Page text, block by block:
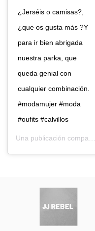
¿Jerséis o camisas?,
¿que os gusta más ?Y
para ir bien abrigada
nuestra parka, que
queda genial con
cualquier combinación.
#modamujer #moda
#oufits #calvillos